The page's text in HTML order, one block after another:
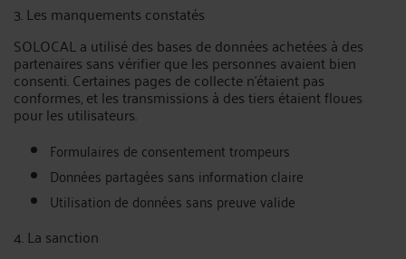
3. Les manquements constatés
SOLOCAL a utilisé des bases de données achetées à des
partenaires sans vérifier que les personnes avaient bien
consenti. Certaines pages de collecte n'étaient pas
conformes, et les transmissions à des tiers étaient floues
pour les utilisateurs.
Formulaires de consentement trompeurs
Données partagées sans information claire
Utilisation de données sans preuve valide
4. La sanction